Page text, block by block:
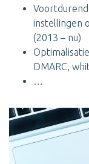
instellingen
(2013 – nu)
DMARC,
…